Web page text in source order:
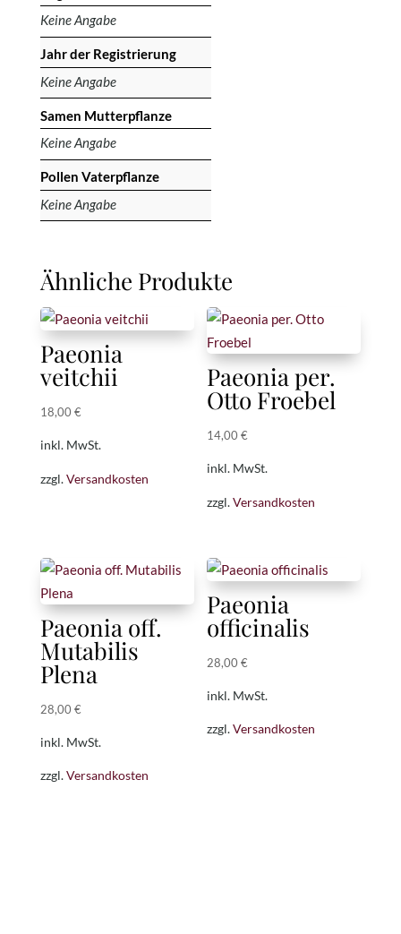
Keine Angabe
Jahr der Registrierung
Keine Angabe
Samen Mutterpflanze
Keine Angabe
Pollen Vaterpflanze
Keine Angabe
Ähnliche Produkte
Paeonia
veitchii
18,00 €
inkl. MwSt.
zzgl.Versandkosten
Paeonia per.
Otto Froebel
14,00€
inkl. MwSt.
zzgl.Versandkosten
Paeonia off.
Mutabilis
Plena
28,00 €
inkl. MwSt.
zzgl.Versandkosten
Paeonia
officinalis
28,00€
inkl. MwSt.
zzgl.Versandkosten